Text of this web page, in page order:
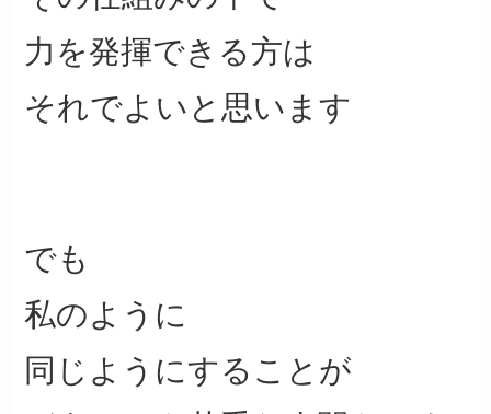
力を発揮できる方は
それでよいと思います
でも
私のように
同じようにすることが